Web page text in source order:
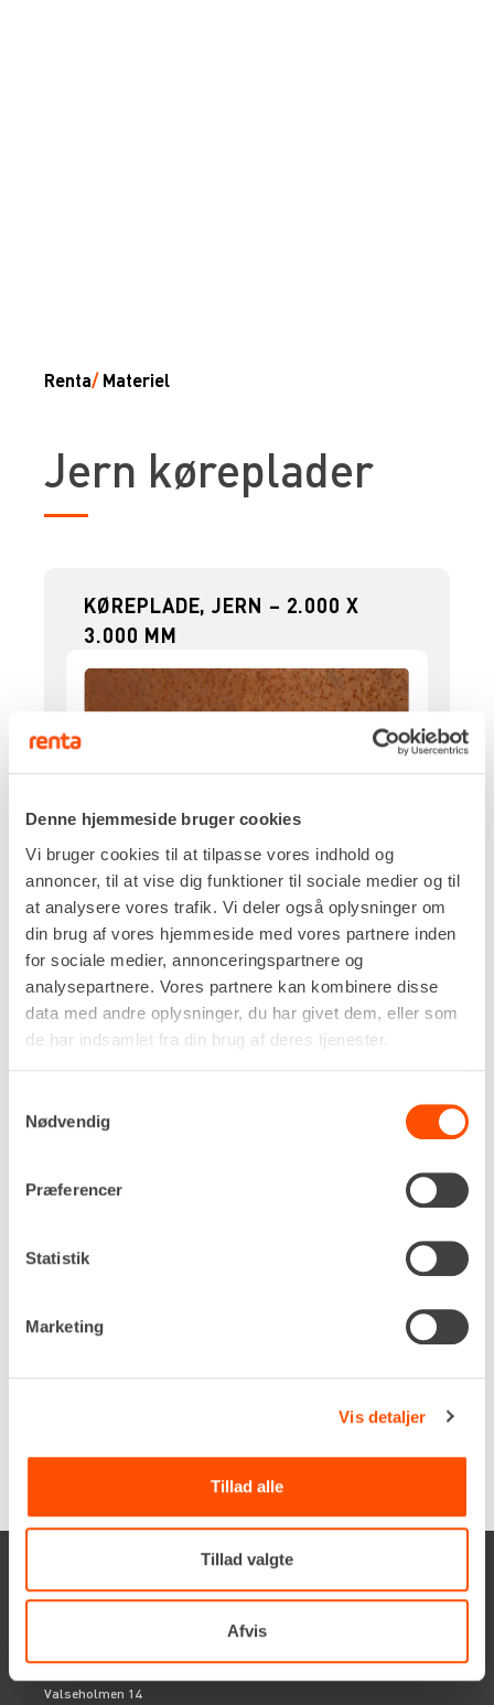
Denne hjemmeside bruger cookies
Vi bruger cookies til at tilpasse vores indhold og
annoncer, til at vise dig funktioner til sociale medier og til
at analysere vores trafik. Vi deler også oplysninger om
din brug af vores hjemmeside med vores partnere inden
for sociale medier, annonceringspartnere og
analysepartnere. Vores partnere kan kombinere disse
data med andre oplysninger, du har givet dem, eller som
de har indsamlet fra din brug af deres tjenester.
Nødvendig
Præferencer
Statistik
Marketing
Vis detaljer
Tillad alle
Tillad valgte
Afvis
Renta/ Materiel
Jern køreplader
KØREPLADE, JERN – 2.000 X
3.000 MM
Materiale
Jern
Dimensioner
2.000 x 3.000 mm
Tykkelse
14 mm
Pr. dag DKK 16,00
Der beregnes kalenderdage på køreplader.
LEJ NU
Valseholmen 14